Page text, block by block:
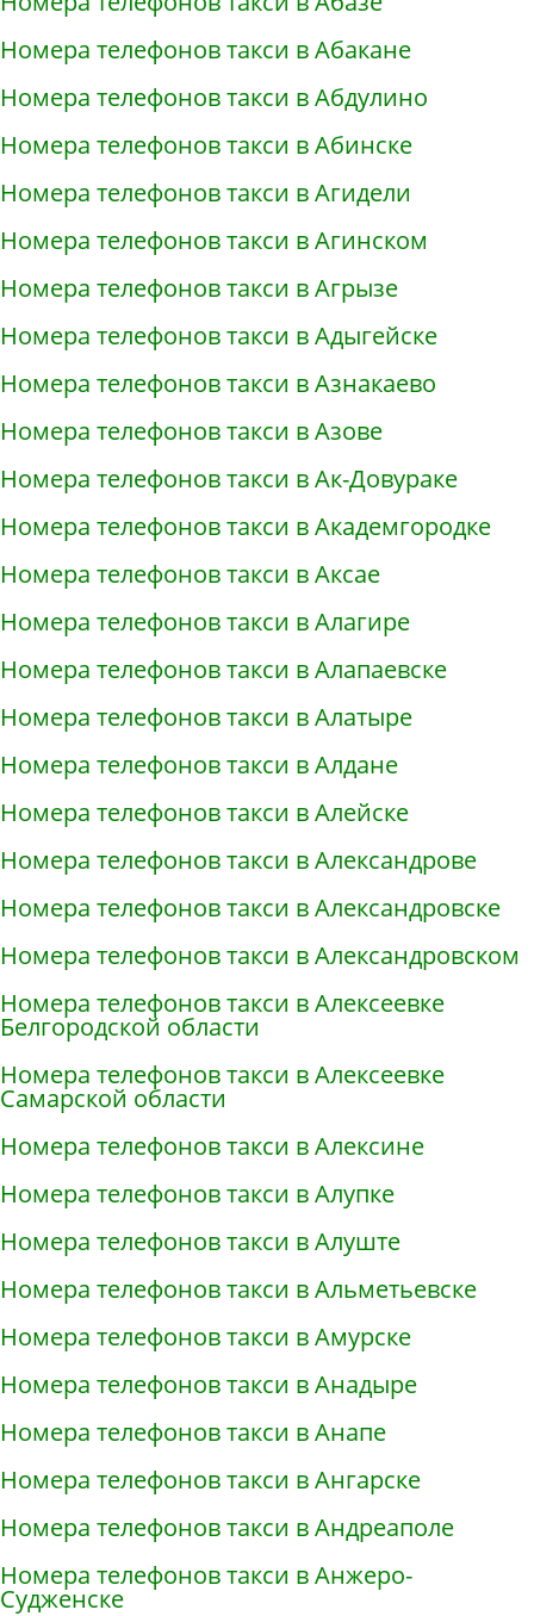
Номера телефонов такси в Абакане
Номера телефонов такси в Абдулино
Номера телефонов такси в Абинске
Номера телефонов такси в Агидели
Номера телефонов такси в Агинском
Номера телефонов такси в Агрызе
Номера телефонов такси в Адыгейске
Номера телефонов такси в Азнакаево
Номера телефонов такси в Азове
Номера телефонов такси в Ак-Довураке
Номера телефонов такси в Академгородке
Номера телефонов такси в Аксае
Номера телефонов такси в Алагире
Номера телефонов такси в Алапаевске
Номера телефонов такси в Алатыре
Номера телефонов такси в Алдане
Номера телефонов такси в Алейске
Номера телефонов такси в Александрове
Номера телефонов такси в Александровске
Номера телефонов такси в Александровском
Номера телефонов такси в Алексеевке
Белгородской области
Номера телефонов такси в Алексеевке
Самарской области
Номера телефонов такси в Алексине
Номера телефонов такси в Алупке
Номера телефонов такси в Алуште
Номера телефонов такси в Альметьевске
Номера телефонов такси в Амурске
Номера телефонов такси в Анадыре
Номера телефонов такси в Анапе
Номера телефонов такси в Ангарске
Номера телефонов такси в Андреаполе
Номера телефонов такси в Анжеро-
Судженске